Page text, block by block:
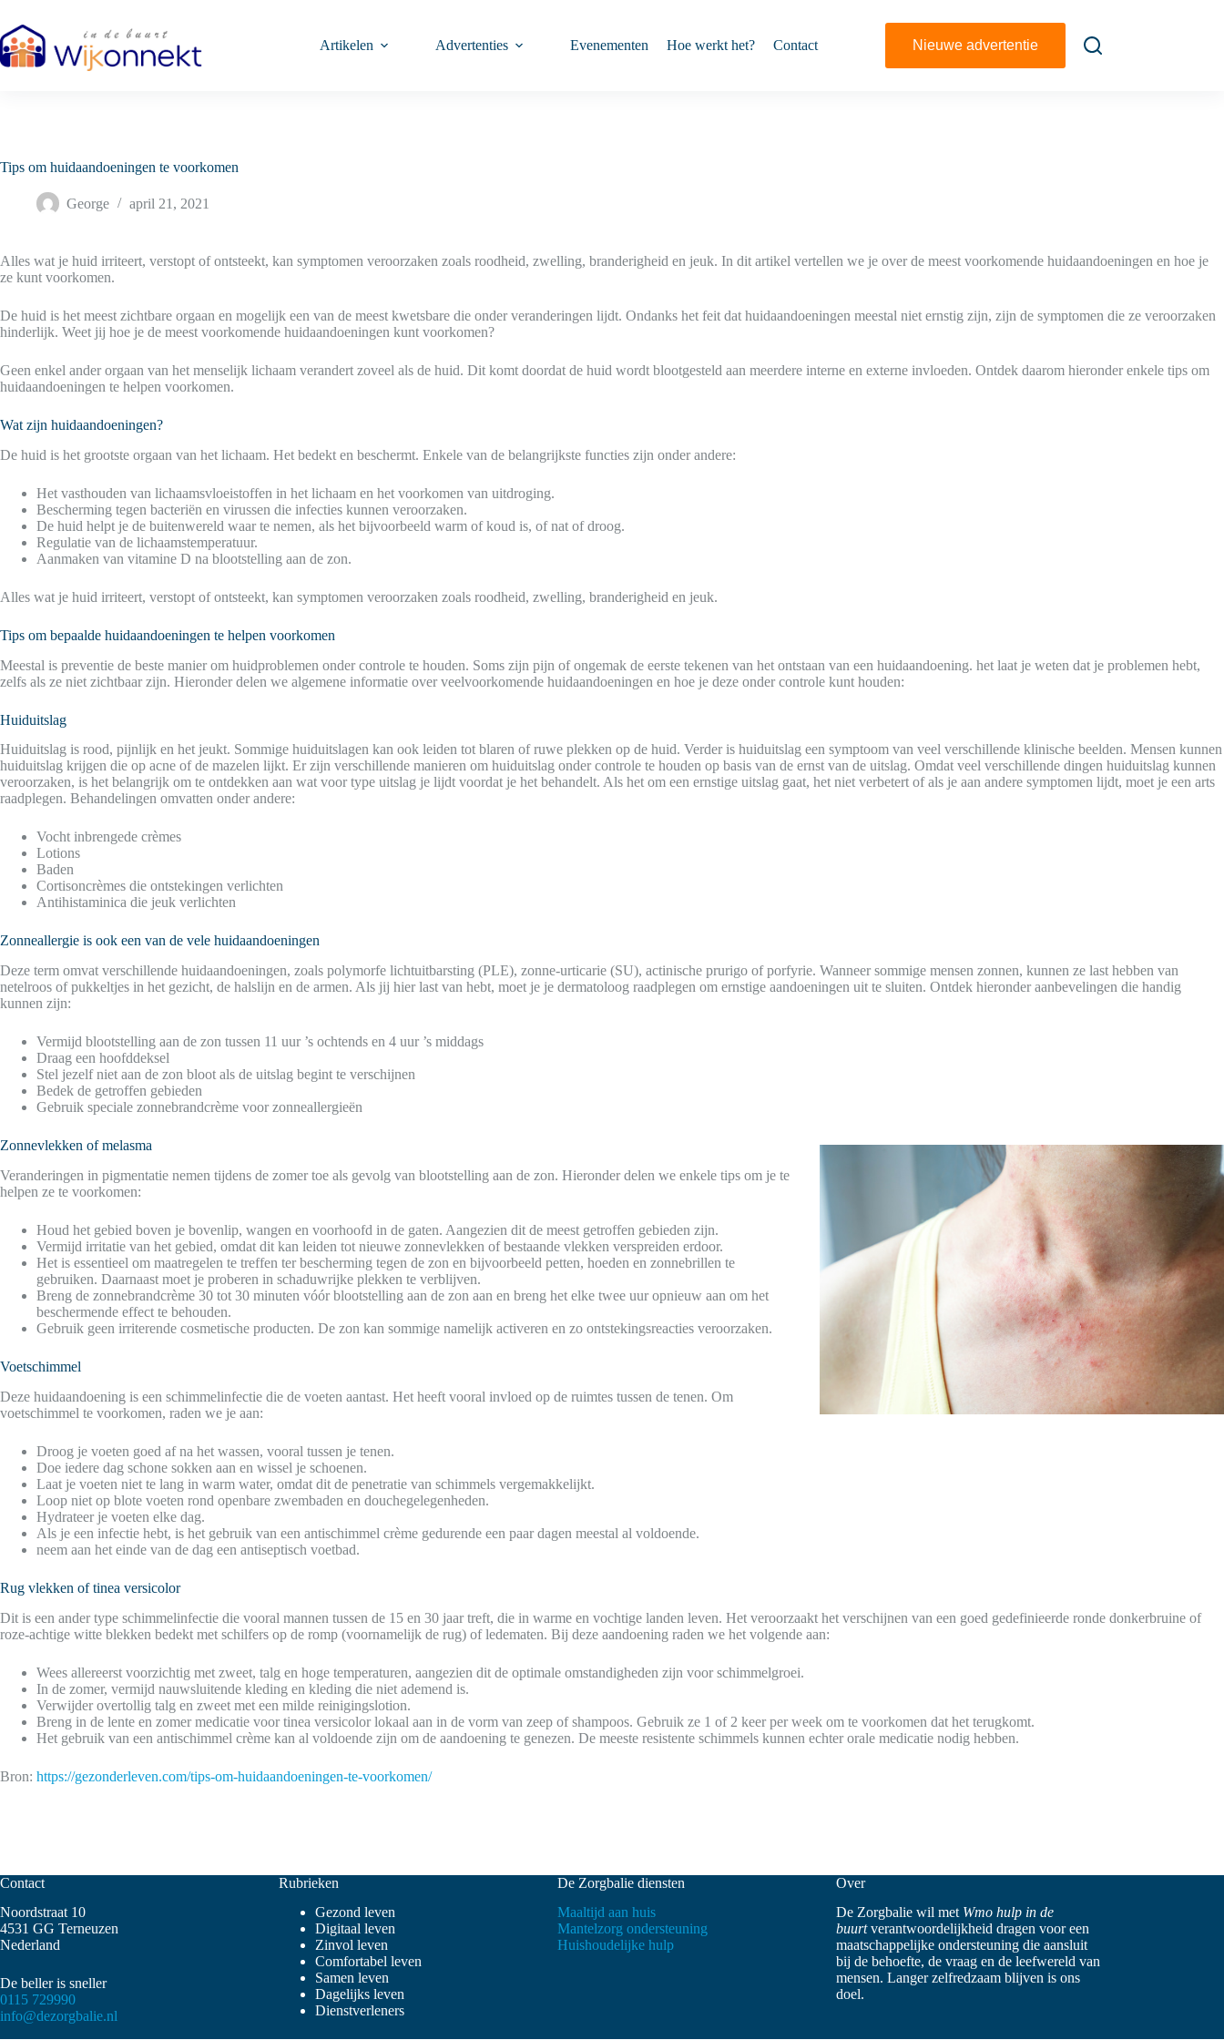
naar
de
inhoud
Artikelen Advertenties Evenementen Hoe werkt het? Contact Nieuwe advertentie
Tips om huidaandoeningen te voorkomen
George april 21, 2021
Alles wat je huid irriteert, verstopt of ontsteekt, kan symptomen veroorzaken zoals roodheid, zwelling, branderigheid en jeuk. In dit artikel vertellen we je over de meest voorkomende huidaandoeningen en hoe je
ze kunt voorkomen.
De huid is het meest zichtbare orgaan en mogelijk een van de meest kwetsbare die onder veranderingen lijdt. Ondanks het feit dat huidaandoeningen meestal niet ernstig zijn, zijn de symptomen die ze veroorzaken
hinderlijk. Weet jij hoe je de meest voorkomende huidaandoeningen kunt voorkomen?
Geen enkel ander orgaan van het menselijk lichaam verandert zoveel als de huid. Dit komt doordat de huid wordt blootgesteld aan meerdere interne en externe invloeden. Ontdek daarom hieronder enkele tips om
huidaandoeningen te helpen voorkomen.
Wat zijn huidaandoeningen?
De huid is het grootste orgaan van het lichaam. Het bedekt en beschermt. Enkele van de belangrijkste functies zijn onder andere:
Het vasthouden van lichaamsvloeistoffen in het lichaam en het voorkomen van uitdroging.
Bescherming tegen bacteriën en virussen die infecties kunnen veroorzaken.
De huid helpt je de buitenwereld waar te nemen, als het bijvoorbeeld warm of koud is, of nat of droog.
Regulatie van de lichaamstemperatuur.
Aanmaken van vitamine D na blootstelling aan de zon.
Alles wat je huid irriteert, verstopt of ontsteekt, kan symptomen veroorzaken zoals roodheid, zwelling, branderigheid en jeuk.
Tips om bepaalde huidaandoeningen te helpen voorkomen
Meestal is preventie de beste manier om huidproblemen onder controle te houden. Soms zijn pijn of ongemak de eerste tekenen van het ontstaan van een huidaandoening. het laat je weten dat je problemen hebt,
zelfs als ze niet zichtbaar zijn. Hieronder delen we algemene informatie over veelvoorkomende huidaandoeningen en hoe je deze onder controle kunt houden:
Huiduitslag
Huiduitslag is rood, pijnlijk en het jeukt. Sommige huiduitslagen kan ook leiden tot blaren of ruwe plekken op de huid. Verder is huiduitslag een symptoom van veel verschillende klinische beelden. Mensen kunnen
huiduitslag krijgen die op acne of de mazelen lijkt. Er zijn verschillende manieren om huiduitslag onder controle te houden op basis van de ernst van de uitslag. Omdat veel verschillende dingen huiduitslag kunnen
veroorzaken, is het belangrijk om te ontdekken aan wat voor type uitslag je lijdt voordat je het behandelt. Als het om een ernstige uitslag gaat, het niet verbetert of als je aan andere symptomen lijdt, moet je een arts
raadplegen. Behandelingen omvatten onder andere:
Vocht inbrengede crèmes
Lotions
Baden
Cortisoncrèmes die ontstekingen verlichten
Antihistaminica die jeuk verlichten
Zonneallergie is ook een van de vele huidaandoeningen
Deze term omvat verschillende huidaandoeningen, zoals polymorfe lichtuitbarsting (PLE), zonne-urticarie (SU), actinische prurigo of porfyrie. Wanneer sommige mensen zonnen, kunnen ze last hebben van
netelroos of pukkeltjes in het gezicht, de halslijn en de armen. Als jij hier last van hebt, moet je je dermatoloog raadplegen om ernstige aandoeningen uit te sluiten. Ontdek hieronder aanbevelingen die handig
kunnen zijn:
Vermijd blootstelling aan de zon tussen 11 uur ’s ochtends en 4 uur ’s middags
Draag een hoofddeksel
Stel jezelf niet aan de zon bloot als de uitslag begint te verschijnen
Bedek de getroffen gebieden
Gebruik speciale zonnebrandcrème voor zonneallergieën
Zonnevlekken of melasma
Veranderingen in pigmentatie nemen tijdens de zomer toe als gevolg van blootstelling aan de zon. Hieronder delen we enkele tips om je te
helpen ze te voorkomen:
Houd het gebied boven je bovenlip, wangen en voorhoofd in de gaten. Aangezien dit de meest getroffen gebieden zijn.
Vermijd irritatie van het gebied, omdat dit kan leiden tot nieuwe zonnevlekken of bestaande vlekken verspreiden erdoor.
Het is essentieel om maatregelen te treffen ter bescherming tegen de zon en bijvoorbeeld petten, hoeden en zonnebrillen te
gebruiken. Daarnaast moet je proberen in schaduwrijke plekken te verblijven.
Breng de zonnebrandcrème 30 tot 30 minuten vóór blootstelling aan de zon aan en breng het elke twee uur opnieuw aan om het
beschermende effect te behouden.
Gebruik geen irriterende cosmetische producten. De zon kan sommige namelijk activeren en zo ontstekingsreacties veroorzaken.
Voetschimmel
Deze huidaandoening is een schimmelinfectie die de voeten aantast. Het heeft vooral invloed op de ruimtes tussen de tenen. Om
voetschimmel te voorkomen, raden we je aan:
Droog je voeten goed af na het wassen, vooral tussen je tenen.
Doe iedere dag schone sokken aan en wissel je schoenen.
Laat je voeten niet te lang in warm water, omdat dit de penetratie van schimmels vergemakkelijkt.
Loop niet op blote voeten rond openbare zwembaden en douchegelegenheden.
Hydrateer je voeten elke dag.
Als je een infectie hebt, is het gebruik van een antischimmel crème gedurende een paar dagen meestal al voldoende.
neem aan het einde van de dag een antiseptisch voetbad.
Rug vlekken of tinea versicolor
Dit is een ander type schimmelinfectie die vooral mannen tussen de 15 en 30 jaar treft, die in warme en vochtige landen leven. Het veroorzaakt het verschijnen van een goed gedefinieerde ronde donkerbruine of
roze-achtige witte blekken bedekt met schilfers op de romp (voornamelijk de rug) of ledematen. Bij deze aandoening raden we het volgende aan:
Wees allereerst voorzichtig met zweet, talg en hoge temperaturen, aangezien dit de optimale omstandigheden zijn voor schimmelgroei.
In de zomer, vermijd nauwsluitende kleding en kleding die niet ademend is.
Verwijder overtollig talg en zweet met een milde reinigingslotion.
Breng in de lente en zomer medicatie voor tinea versicolor lokaal aan in de vorm van zeep of shampoos. Gebruik ze 1 of 2 keer per week om te voorkomen dat het terugkomt.
Het gebruik van een antischimmel crème kan al voldoende zijn om de aandoening te genezen. De meeste resistente schimmels kunnen echter orale medicatie nodig hebben.
Bron: https://gezonderleven.com/tips-om-huidaandoeningen-te-voorkomen/
Contact
Noordstraat 10
4531 GG Terneuzen
Nederland
De beller is sneller
0115 729990
info@dezorgbalie.nl
Rubrieken
Gezond leven
Digitaal leven
Zinvol leven
Comfortabel leven
Samen leven
Dagelijks leven
Dienstverleners
De Zorgbalie diensten
Maaltijd aan huis
Mantelzorg ondersteuning
Huishoudelijke hulp
Over
De Zorgbalie wil met Wmo hulp in de
buurtverantwoordelijkheid dragen voor een
maatschappelijke ondersteuning die aansluit
bij de behoefte, de vraag en de leefwereld van
mensen. Langer zelfredzaam blijven is ons
doel.